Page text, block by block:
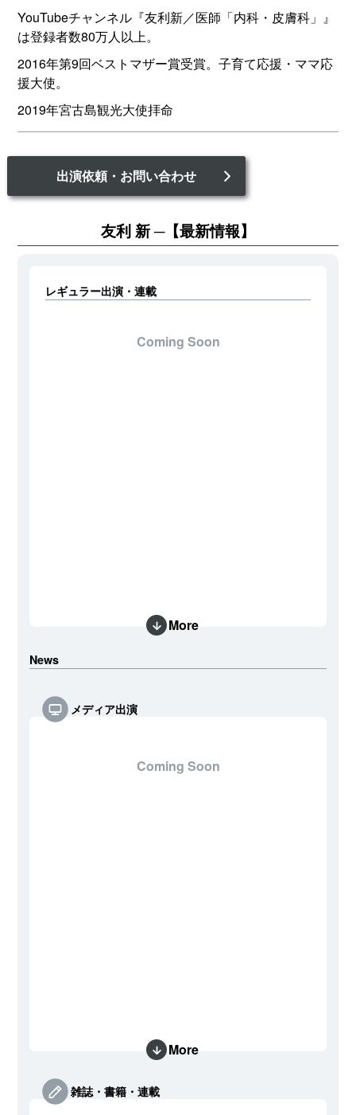
YouTubeチャンネル『友利新／医師「内科・皮膚科」』
は登録者数80万人以上。
2016年第9回ベストマザー賞受賞。子育て応援・ママ応
援大使。
2019年宮古島観光大使拝命
出演依頼・お問い合わせ
友利 新 【最新情報】
レギュラー出演・連載
Coming Soon
More
News
メディア出演
Coming Soon
More
雑誌・書籍・連載